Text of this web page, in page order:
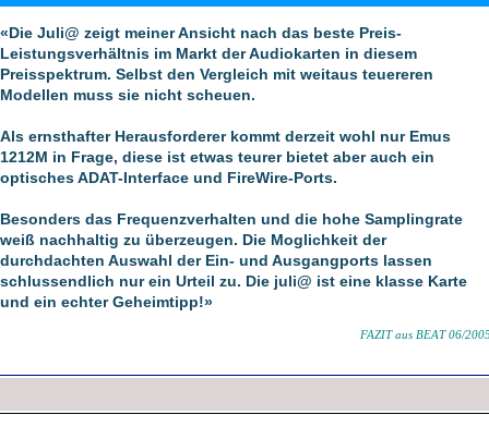
«Die Juli@ zeigt meiner Ansicht nach das beste Preis-
Leistungsverhältnis im Markt der Audiokarten in diesem
Preisspektrum. Selbst den Vergleich mit weitaus teuereren
Modellen muss sie nicht scheuen.
Als ernsthafter Herausforderer kommt derzeit wohl nur Emus
1212M in Frage, diese ist etwas teurer bietet aber auch ein
optisches ADAT-Interface und FireWire-Ports.
Besonders das Frequenzverhalten und die hohe Samplingrate
weiß nachhaltig zu überzeugen. Die Moglichkeit der
durchdachten Auswahl der Ein- und Ausgangports lassen
schlussendlich nur ein Urteil zu. Die juli@ ist eine klasse Karte
und ein echter Geheimtipp!»
FAZIT aus BEAT 06/